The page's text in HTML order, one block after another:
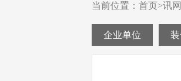
当前位置： 首页>讯
企业单位